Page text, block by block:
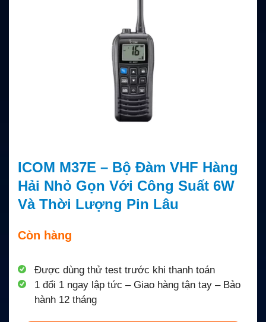
ICOM M37E – Bộ Đàm VHF Hàng
Hải Nhỏ Gọn Với Công Suất 6W
Và Thời Lượng Pin Lâu
Còn hàng
Được dùng thử test trước khi thanh toán
1 đổi 1 ngay lập tức – Giao hàng tận tay – Bảo
hành 12 tháng